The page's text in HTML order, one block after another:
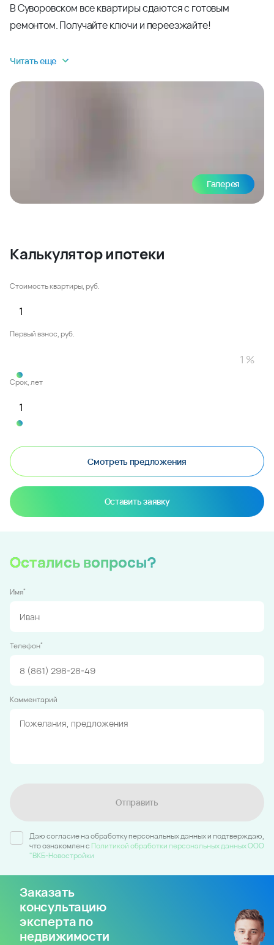
В Суворовском все квартиры сдаются с готовым
ремонтом. Получайте ключи и переезжайте!
Читать еще
Галерея
Калькулятор ипотеки
Стоимость квартиры, руб.
Первый взнос, руб.
Срок, лет
Смотреть предложения
Оставить заявку
Остались вопросы?
Имя*
Телефон*
Комментарий
Отправить
Даю согласие на обработку персональных данных и подтверждаю,
что ознакомлен c Политикой обработки персональных данных ООО
"ВКБ-Новостройки
Заказать
консультацию
эксперта по
недвижимости